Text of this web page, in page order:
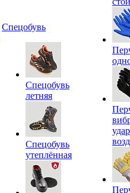
Спецобувь
Спецобувь
летняя
Спецобувь
утеплённая